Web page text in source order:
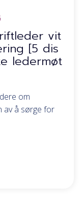
vit
[5 dis
ledermøt
om
av å sørge for